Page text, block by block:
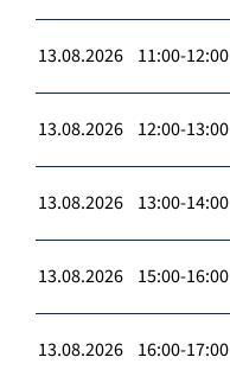
13.08.2026 11:00-12:00
13.08.2026 12:00-13:00
13.08.2026 13:00-14:00
13.08.2026 15:00-16:00
13.08.2026 16:00-17:00